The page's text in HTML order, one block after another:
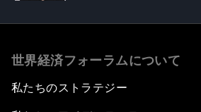
世界経済フォーラムについて
私たちのストラテジー